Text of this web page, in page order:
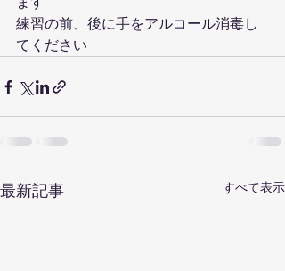
練習の前、後に手をアルコール消毒し
てください
最新記事 すべて表示